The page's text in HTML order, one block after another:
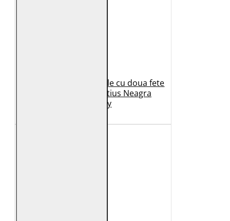
Geaca de Iarna din Piele cu doua fete
Dama 2.0 by Mauritius Neagra
G2WDilay